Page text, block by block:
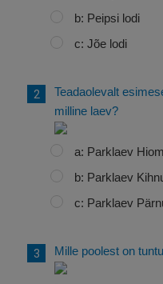
b: Peipsi lodi
c: Jõe lodi
Teadaolevalt
milline laev?
a: Parklaev
b: Parklaev
c: Parklaev
Mille poolest on